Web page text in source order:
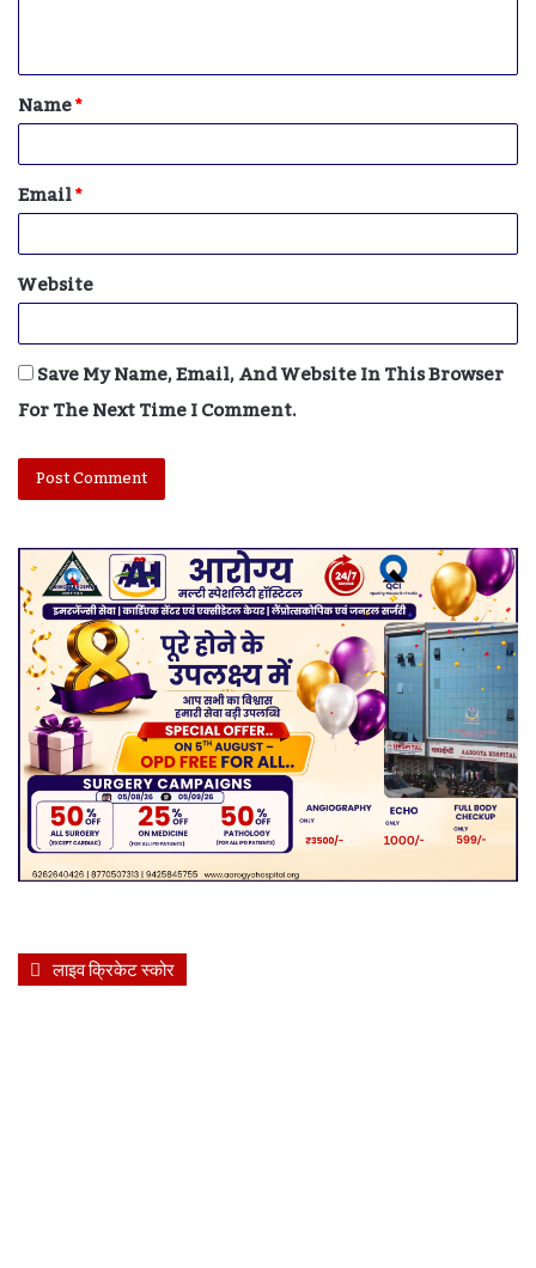
T
*
Name*
Email*
Website
Save My Name, Email, And Website In This Browser
For The Next Time I Comment.
लाइव क्रिकेट स्कोर